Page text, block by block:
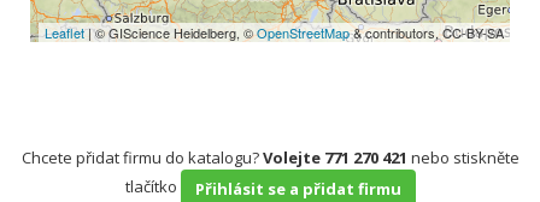
Leaflet| © GIScience Heidelberg, ©OpenStreetMap& contributors, CC-BY-SA
Chcete přidat firmu do katalogu?Volejte 771 270 421 nebo stiskněte
tlačítko
Přihlásit se a přidat firmu